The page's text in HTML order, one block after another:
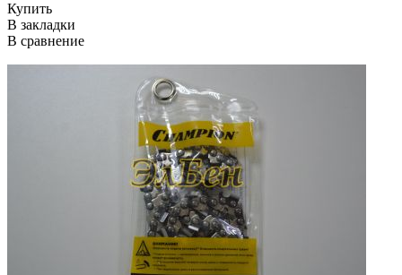
Купить
В закладки
В сравнение